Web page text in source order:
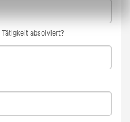
Tätigkeit absolviert?